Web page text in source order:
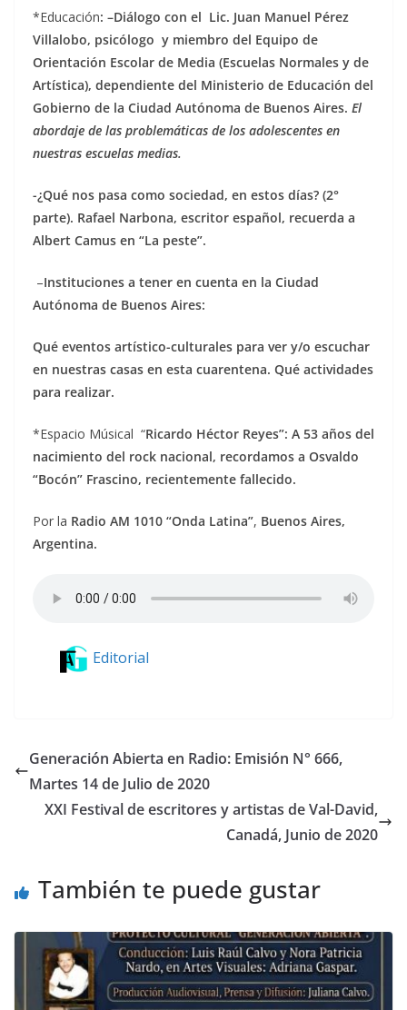
*Educación: –Diálogo con el Lic. Juan Manuel Pérez
Villalobo, psicólogo y miembro del Equipo de
Orientación Escolar de Media (Escuelas Normales y de
Artística), dependiente del Ministerio de Educación del
Gobierno de la Ciudad Autónoma de Buenos Aires. El
abordaje de las problemáticas de los adolescentes en
nuestras escuelas medias.
-¿Qué nos pasa como sociedad, en estos días? (2°
parte). Rafael Narbona, escritor español, recuerda a
Albert Camus en “La peste”.
–Instituciones a tener en cuenta en la Ciudad
Autónoma de Buenos Aires:
Qué eventos artístico-culturales para ver y/o escuchar
en nuestras casas en esta cuarentena. Qué actividades
para realizar.
*Espacio Músical “Ricardo Héctor Reyes”: A 53 años del
nacimiento del rock nacional, recordamos a Osvaldo
“Bocón” Frascino, recientemente fallecido.
Por la Radio AM 1010 “Onda Latina”, Buenos Aires,
Argentina.
Editorial
Generación Abierta en Radio: Emisión N° 666,
Martes 14 de Julio de 2020
XXI Festival de escritores y artistas de Val-David,
Canadá, Junio de 2020
También te puede gustar